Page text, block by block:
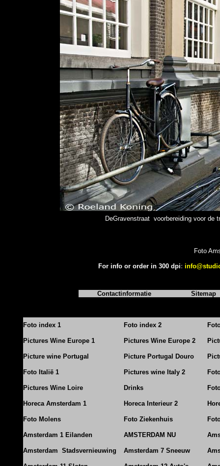
DeGravenstraat voorbereiding voor de
Foto
For info or order in 300 dpi:
Contactinformatie Sitemap
Foto index 1 Foto index 2
Pictures Wine Europe 1 Pictures Wine Europe 2
Picture wine Portugal Picture Portugal Douro
Foto Italië 1 Pictures wine Italy 2
Pictures Wine Loire Drinks
Horeca Amsterdam 1 Horeca Interieur 2
Foto Molens Foto Ziekenhuis
Amsterdam 1 Eilanden AMSTERDAM NU
Amsterdam Stadsvernieuwing Amsterdam 7 Sneeuw